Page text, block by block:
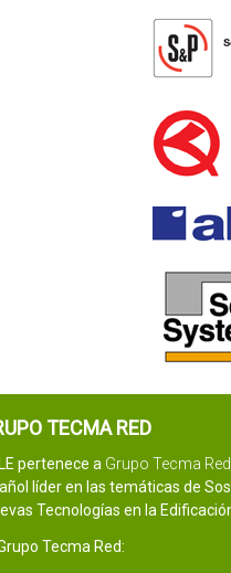
TECMA RED
pertenece a Grupo Tecma Red
líder en las temáticas de
Tecnologías en la
Tecma Red: